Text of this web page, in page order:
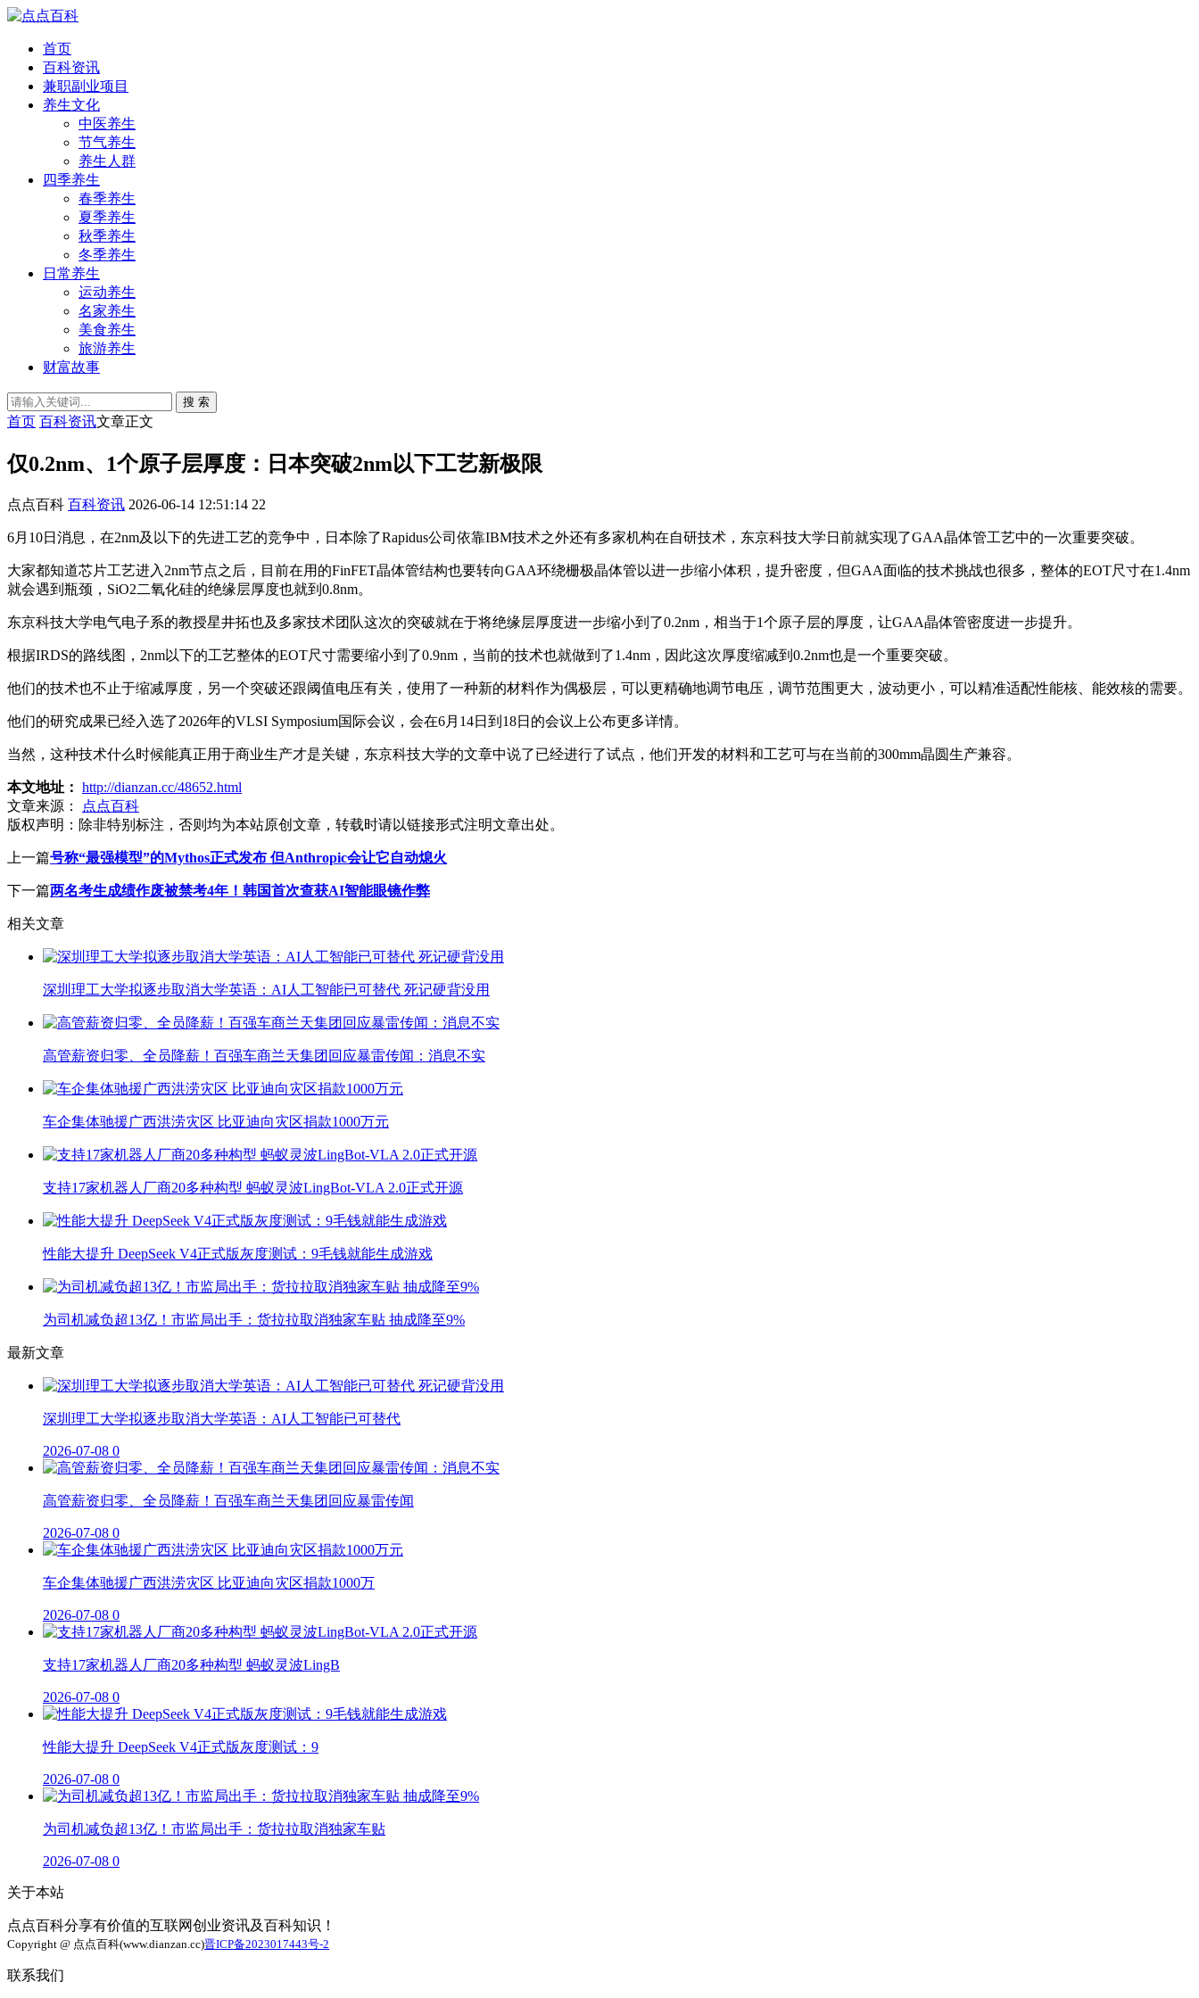
首页
百科资讯
兼职副业项目
养生文化
中医养生
节气养生
养生人群
四季养生
春季养生
夏季养生
秋季养生
冬季养生
日常养生
运动养生
名家养生
美食养生
旅游养生
财富故事
搜 索
首页 百科资讯文章正文
仅0.2nm、1个原子层厚度：日本突破2nm以下工艺新极限
点点百科 百科资讯 2026-06-14 12:51:14 22
6月10日消息，在2nm及以下的先进工艺的竞争中，日本除了Rapidus公司依靠IBM技术之外还有多家机构在自研技术，东京科技大学日前就实现了GAA晶体管工艺中的一次重要突破。
大家都知道芯片工艺进入2nm节点之后，目前在用的FinFET晶体管结构也要转向GAA环绕栅极晶体管以进一步缩小体积，提升密度，但GAA面临的技术挑战也很多，整体的EOT尺寸在1.4nm
就会遇到瓶颈，SiO2二氧化硅的绝缘层厚度也就到0.8nm。
东京科技大学电气电子系的教授星井拓也及多家技术团队这次的突破就在于将绝缘层厚度进一步缩小到了0.2nm，相当于1个原子层的厚度，让GAA晶体管密度进一步提升。
根据IRDS的路线图，2nm以下的工艺整体的EOT尺寸需要缩小到了0.9nm，当前的技术也就做到了1.4nm，因此这次厚度缩减到0.2nm也是一个重要突破。
他们的技术也不止于缩减厚度，另一个突破还跟阈值电压有关，使用了一种新的材料作为偶极层，可以更精确地调节电压，调节范围更大，波动更小，可以精准适配性能核、能效核的需要。
他们的研究成果已经入选了2026年的VLSI Symposium国际会议，会在6月14日到18日的会议上公布更多详情。
当然，这种技术什么时候能真正用于商业生产才是关键，东京科技大学的文章中说了已经进行了试点，他们开发的材料和工艺可与在当前的300mm晶圆生产兼容。
本文地址： http://dianzan.cc/48652.html
文章来源：
点点百科
版权声明： 除非特别标注，否则均为本站原创文章，转载时请以链接形式注明文章出处。
上一篇号称“最强模型”的Mythos正式发布 但Anthropic会让它自动熄火
下一篇两名考生成绩作废被禁考4年！韩国首次查获AI智能眼镜作弊
相关文章
深圳理工大学拟逐步取消大学英语：AI人工智能已可替代 死记硬背没用
高管薪资归零、全员降薪！百强车商兰天集团回应暴雷传闻：消息不实
车企集体驰援广西洪涝灾区 比亚迪向灾区捐款1000万元
支持17家机器人厂商20多种构型 蚂蚁灵波LingBot-VLA 2.0正式开源
性能大提升 DeepSeek V4正式版灰度测试：9毛钱就能生成游戏
为司机减负超13亿！市监局出手：货拉拉取消独家车贴 抽成降至9%
最新文章
深圳理工大学拟逐步取消大学英语：AI人工智能已可替代
2026-07-08 0
高管薪资归零、全员降薪！百强车商兰天集团回应暴雷传闻
2026-07-08 0
车企集体驰援广西洪涝灾区 比亚迪向灾区捐款1000万
2026-07-08 0
支持17家机器人厂商20多种构型 蚂蚁灵波LingB
2026-07-08 0
性能大提升 DeepSeek V4正式版灰度测试：9
2026-07-08 0
为司机减负超13亿！市监局出手：货拉拉取消独家车贴
2026-07-08 0
关于本站
点点百科分享有价值的互联网创业资讯及百科知识！
Copyright @ 点点百科(www.dianzan.cc)晋ICP备2023017443号-2
联系我们